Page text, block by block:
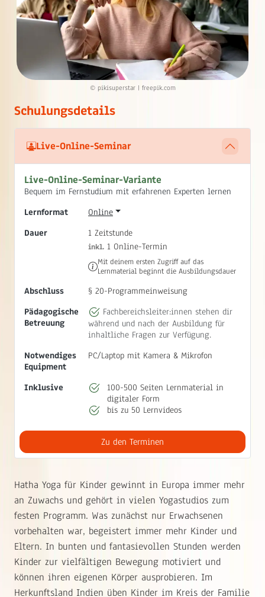
© pikisuperstar | freepik.com
Schulungsdetails
Live-Online-Seminar
Live-Online-Seminar-Variante
Bequem im Fernstudium mit erfahrenen Experten lernen
Lernformat
Online
Dauer
1 Zeitstunde
inkl. 1 Online-Termin
Mit deinem ersten Zugriff auf das
Lernmaterial beginnt die Ausbildungsdauer
Abschluss
§ 20-Programmeinweisung
Pädagogische
Betreuung
Fachbereichsleiter:innen stehen dir
während und nach der Ausbildung für
inhaltliche Fragen zur Verfügung.
Notwendiges
Equipment
PC/Laptop mit Kamera & Mikrofon
Inklusive
100-500 Seiten Lernmaterial in
digitaler Form
bis zu 50 Lernvideos
Zu den Terminen
Hatha Yoga für Kinder gewinnt in Europa immer mehr
an Zuwachs und gehört in vielen Yogastudios zum
festen Programm. Was zunächst nur Erwachsenen
vorbehalten war, begeistert immer mehr Kinder und
Eltern. In bunten und fantasievollen Stunden werden
Kinder zur vielfältigen Bewegung motiviert und
können ihren eigenen Körper ausprobieren. Im
Herkunftsland Indien üben Kinder im Kreis der Familie